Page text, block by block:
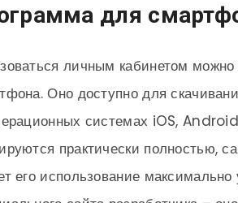
для
личным кабинетом
Оно доступно для
системах iOS,
практически полностью,
его использование